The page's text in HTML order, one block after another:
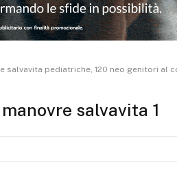
salvavita pediatriche, 120 neo genitori al
salvavita 1